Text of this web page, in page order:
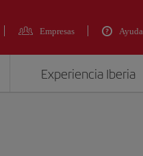
Empresas Ayuda
Experiencia Iberia